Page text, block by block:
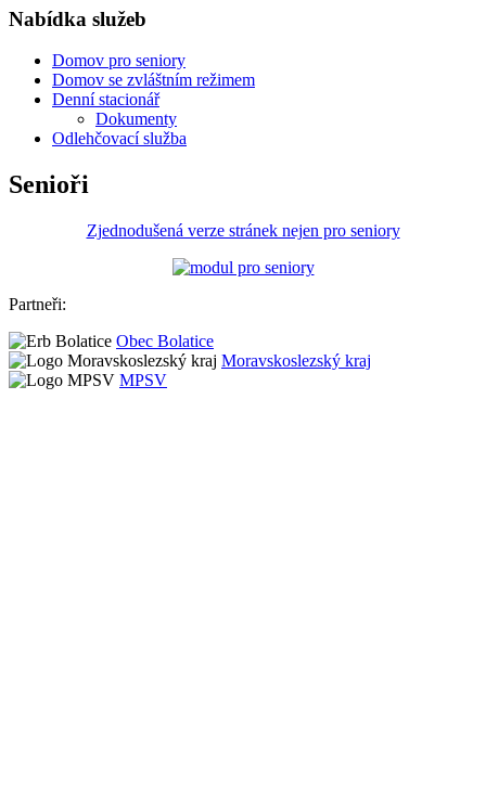
Nabídka služeb
Domov pro seniory
Domov se zvláštním režimem
Denní stacionář
Dokumenty
Odlehčovací služba
Senioři
Zjednodušená verze stránek nejen pro seniory
Partneři:
Obec Bolatice
Moravskoslezský kraj
MPSV